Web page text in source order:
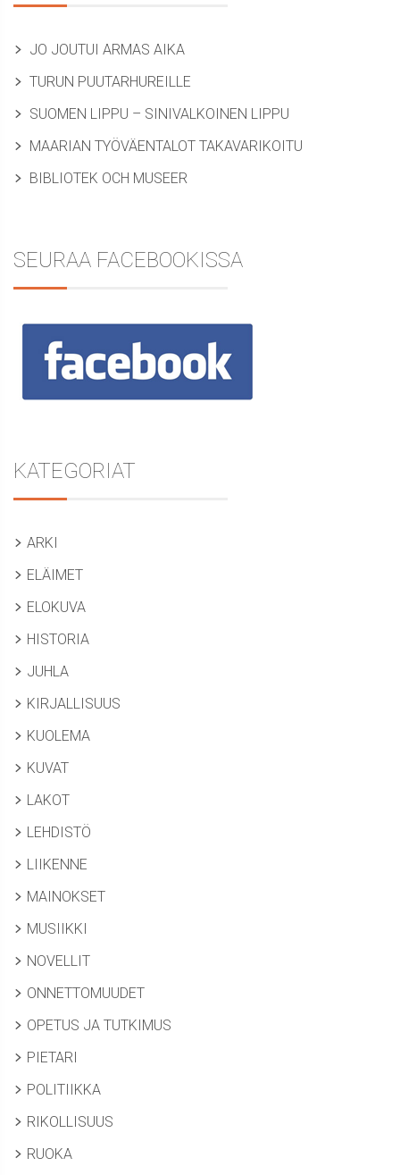
JO JOUTUI ARMAS AIKA
TURUN PUUTARHUREILLE
SUOMEN LIPPU – SINIVALKOINEN LIPPU
MAARIAN TYÖVÄENTALOT TAKAVARIKOITU
BIBLIOTEK OCH MUSEER
SEURAA FACEBOOKISSA
KATEGORIAT
ARKI
ELÄIMET
ELOKUVA
HISTORIA
JUHLA
KIRJALLISUUS
KUOLEMA
KUVAT
LAKOT
LEHDISTÖ
LIIKENNE
MAINOKSET
MUSIIKKI
NOVELLIT
ONNETTOMUUDET
OPETUS JA TUTKIMUS
PIETARI
POLITIIKKA
RIKOLLISUUS
RUOKA